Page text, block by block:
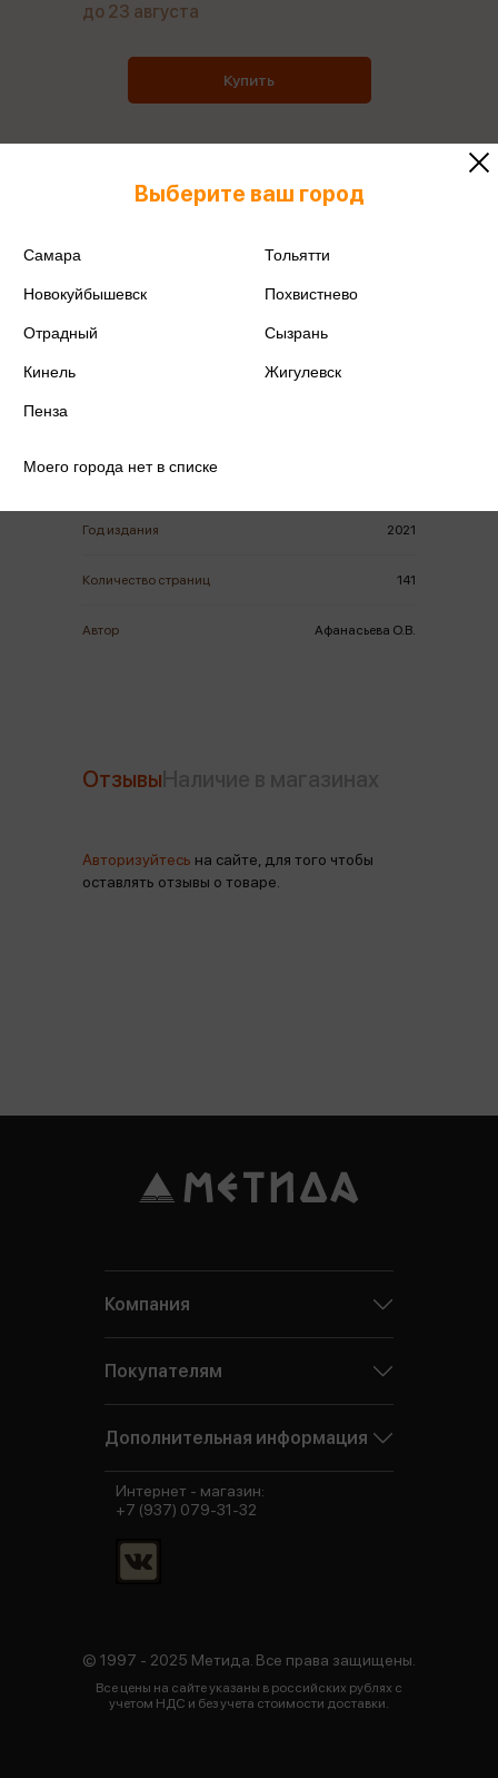
Издательство
Год издания 2021
Количество страниц 141
Автор Афанасьева О.В.
до 23 августа
Купить
Все книги этого издательства
Поделиться
Отзывы
Авторизуйтесь на сайте, для того чтобы
оставлять отзывы о товаре.
Выберите ваш город
Самара Тольятти
Новокуйбышевск Похвистнево
Отрадный Сызрань
Кинель Жигулевск
Пенза
Моего города нет в списке
Компания
Покупателям
Дополнительная информация
© 1997 - 2025 Метида. Все права защищены.
Все цены на сайте указаны в российских рублях с
учетом НДС и без учета стоимости доставки.
Интернет - магазин:
+7 (937) 079-31-32